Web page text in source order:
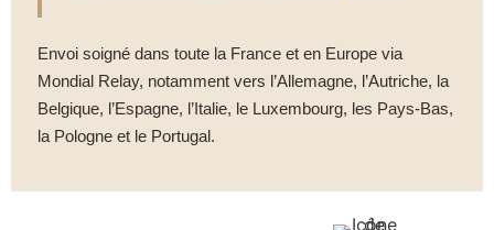
Envoi soigné dans toute la France et en Europe via
Mondial Relay, notamment vers l’Allemagne, l’Autriche, la
Belgique, l’Espagne, l’Italie, le Luxembourg, les Pays-Bas,
la Pologne et le Portugal.